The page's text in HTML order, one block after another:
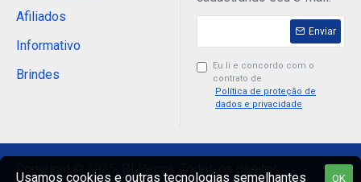
Afiliados
Informativo
Brindes
Enviar
Eu li e concordo com o
contrato de
Política de proteção de
dados e privacidade
Copyright © 2025, PLPesca, Todos os direitos
OK
Usamos cookies e outras tecnologias semelhantes